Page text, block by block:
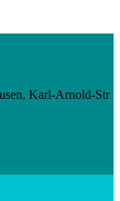
Karl-Arnold-Str